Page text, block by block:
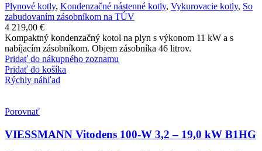
Plynové kotly, Kondenzačné nástenné kotly, Vykurovacie kotly, So
zabudovaním zásobníkom na TÚV
4 219,00 €
Kompaktný kondenzačný kotol na plyn s výkonom 11 kW a s
nabíjacím zásobníkom. Objem zásobníka 46 litrov.
Pridať do nákupného zoznamu
Pridať do košíka
Rýchly náhľad
Porovnať
VIESSMANN Vitodens 100-W 3,2 – 19,0 kW B1HG